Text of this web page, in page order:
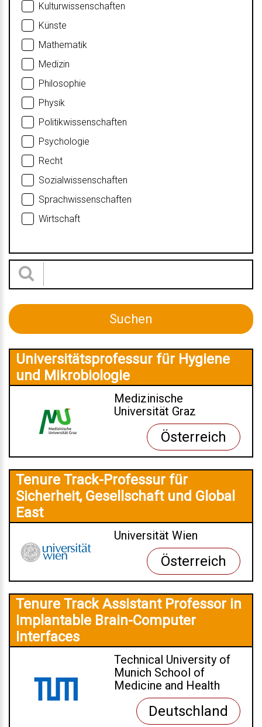
Kulturwissenschaften
Künste
Mathematik
Medizin
Philosophie
Physik
Politikwissenschaften
Psychologie
Recht
Sozialwissenschaften
Sprachwissenschaften
Wirtschaft
Universitätsprofessur für Hygiene
und Mikrobiologie
Medizinische
Universität Graz
Österreich
Tenure Track-Professur für
Sicherheit, Gesellschaft und Global
East
Universität Wien
Österreich
Tenure Track Assistant Professor in
Implantable Brain-Computer
Interfaces
Technical University of
Munich School of
Medicine and Health
Deutschland